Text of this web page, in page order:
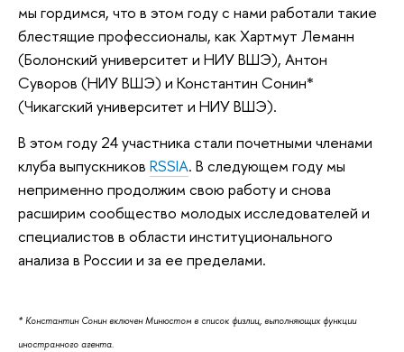
мы гордимся, что в этом году с нами работали такие
блестящие профессионалы, как Хартмут Леманн
(Болонский университет и НИУ ВШЭ), Антон
Суворов (НИУ ВШЭ) и Константин Сонин*
(Чикагский университет и НИУ ВШЭ).
В этом году 24 участника стали почетными членами
клуба выпускников RSSIA. В следующем году мы
неприменно продолжим свою работу и снова
расширим сообщество молодых исследователей и
специалистов в области институционального
анализа в России и за ее пределами.
* Константин Сонин включен Минюстом в список физлиц, выполняющих функции
иностранного агента.